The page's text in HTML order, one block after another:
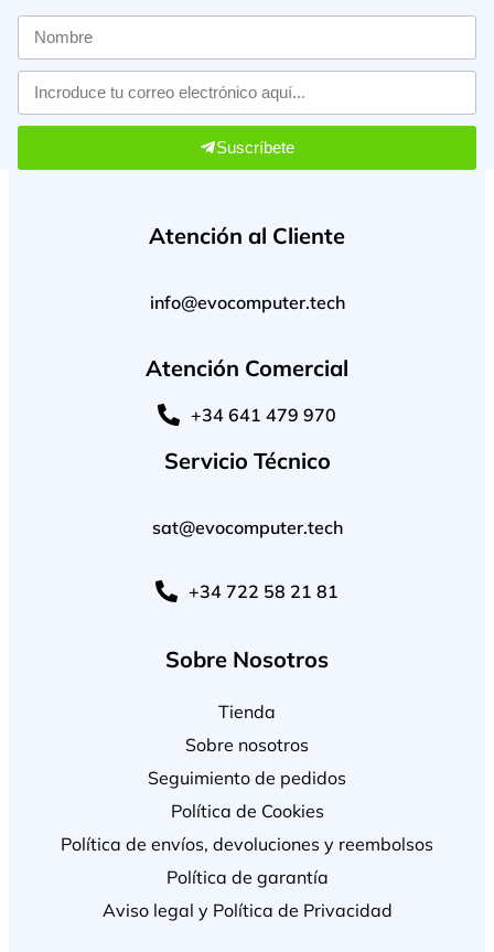
Suscríbete
Atención al Cliente
info@evocomputer.tech
Atención Comercial
+34 641 479 970
Servicio Técnico
sat@evocomputer.tech
+34 722 58 21 81
Sobre Nosotros
Tienda
Sobre nosotros
Seguimiento de pedidos
Política de Cookies
Política de envíos, devoluciones y reembolsos
Política de garantía
Aviso legal y Política de Privacidad